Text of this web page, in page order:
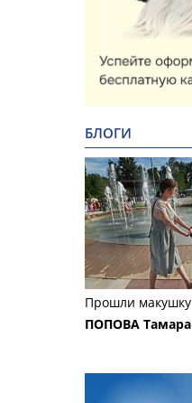
БЛОГИ
Прошли макушку
ПОПОВА Тамара